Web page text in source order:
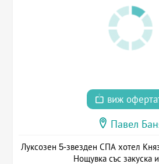
виж
Павел
Луксозен 5-звезден СПА хотел
Нощувка със закуска